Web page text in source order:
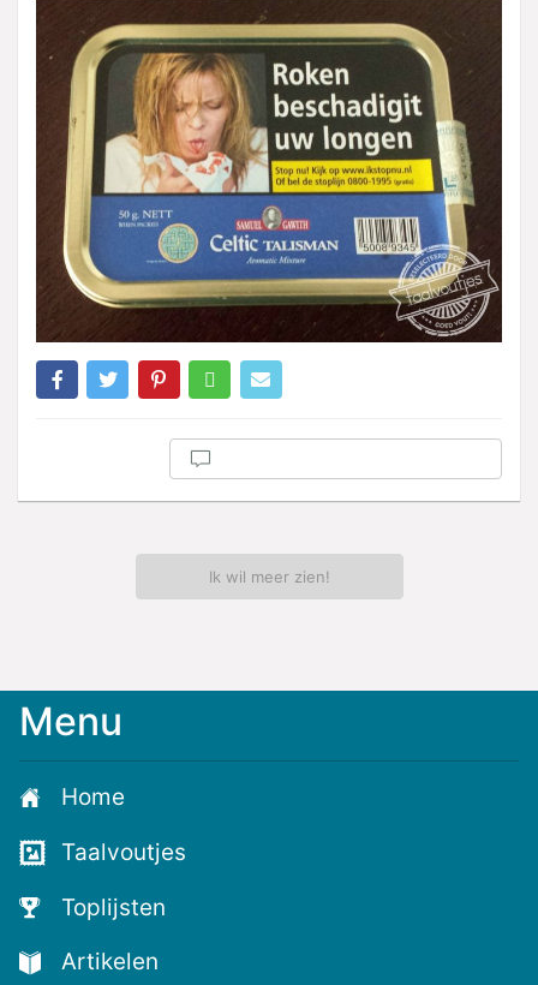
Ik wil meer zien!
Menu
Home
Taalvoutjes
Toplijsten
Artikelen